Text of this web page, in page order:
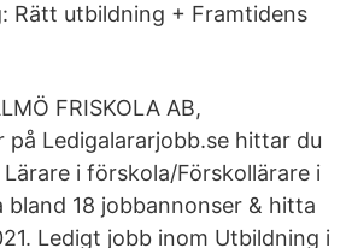
Rätt utbildning + Framtidens
FRISKOLA AB,
på Ledigalararjobb.se hittar du
i förskola/Förskollärare i
18 jobbannonser & hitta
Ledigt jobb inom Utbildning i